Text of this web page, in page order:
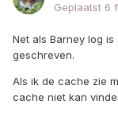
Geplaatst 6
Net als Barney log
geschreven.
Als ik de cache zie
cache niet kan